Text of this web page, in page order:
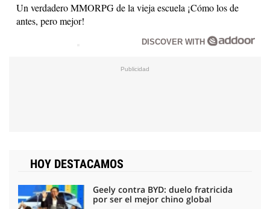
Un verdadero MMORPG de la vieja escuela ¡Cómo los de
antes, pero mejor!
DISCOVER WITH
HOY DESTACAMOS
Geely contra BYD: duelo fratricida
por ser el mejor chino global